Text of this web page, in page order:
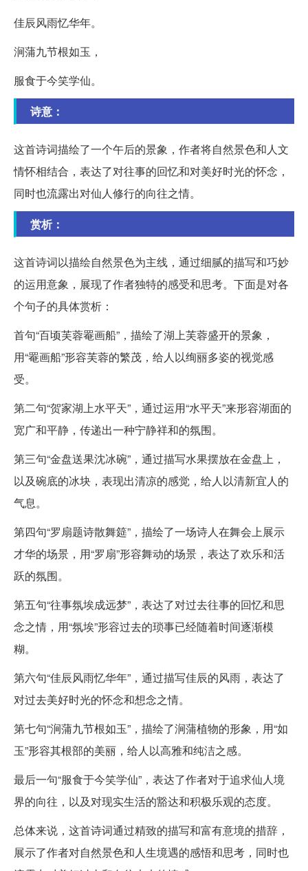
佳辰风雨忆华年。
涧蒲九节根如玉，
服食于今笑学仙。
诗意：
这首诗词描绘了一个午后的景象，作者将自然景色和人文
情怀相结合，表达了对往事的回忆和对美好时光的怀念，
同时也流露出对仙人修行的向往之情。
赏析：
这首诗词以描绘自然景色为主线，通过细腻的描写和巧妙
的运用意象，展现了作者独特的感受和思考。下面是对各
个句子的具体赏析：
首句“百顷芙蓉罨画船”，描绘了湖上芙蓉盛开的景象，
用“罨画船”形容芙蓉的繁茂，给人以绚丽多姿的视觉感
受。
第二句“贺家湖上水平天”，通过运用“水平天”来形容湖面的
宽广和平静，传递出一种宁静祥和的氛围。
第三句“金盘送果沈冰碗”，通过描写水果摆放在金盘上，
以及碗底的冰块，表现出清凉的感觉，给人以清新宜人的
气息。
第四句“罗扇题诗散舞筵”，描绘了一场诗人在舞会上展示
才华的场景，用“罗扇”形容舞动的场景，表达了欢乐和活
跃的氛围。
第五句“往事氛埃成远梦”，表达了对过去往事的回忆和思
念之情，用“氛埃”形容过去的琐事已经随着时间逐渐模
糊。
第六句“佳辰风雨忆华年”，通过描写佳辰的风雨，表达了
对过去美好时光的怀念和想念之情。
第七句“涧蒲九节根如玉”，描绘了涧蒲植物的形象，用“如
玉”形容其根部的美丽，给人以高雅和纯洁之感。
最后一句“服食于今笑学仙”，表达了作者对于追求仙人境
界的向往，以及对现实生活的豁达和积极乐观的态度。
总体来说，这首诗词通过精致的描写和富有意境的措辞，
展示了作者对自然景色和人生境遇的感悟和思考，同时也